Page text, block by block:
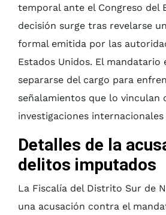
temporal ante el Congreso del
decisión surge tras revelarse
formal emitida por las
Estados Unidos. El mandatario
separarse del cargo para
señalamientos que lo vinculan
investigaciones
Detalles de la
delitos imputados
La Fiscalía del Distrito Sur de
una acusación contra el